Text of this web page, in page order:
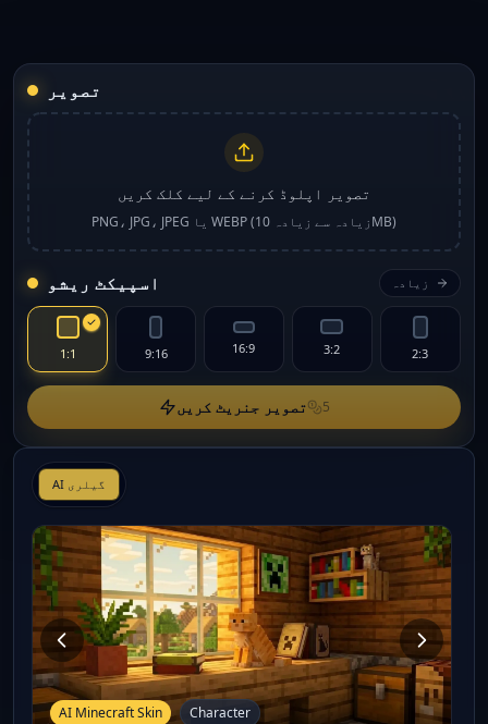
تصویر
تصویر اپلوڈ کرنے کے لیے کلک کریں
PNG، JPG، JPEG یا WEBP (زیادہ سے زیادہ 10MB)
اسپیکٹ ریشو زیادہ
1:1 9:16 16:9 3:2 2:3
تصویر جنریٹ کریں 5
AI گیلری
AI Minecraft Skin Character